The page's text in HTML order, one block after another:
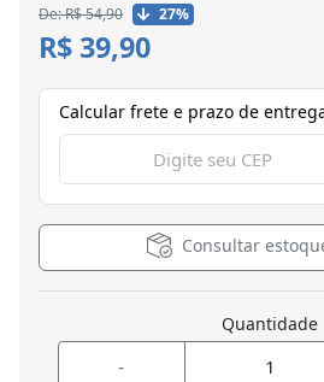
De: R$ 54,90 27%
R$ 39,90
Calcular frete e prazo de
Consultar
Quantidade
-